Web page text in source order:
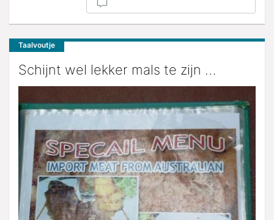
Taalvoutje
Schijnt wel lekker mals te zijn …